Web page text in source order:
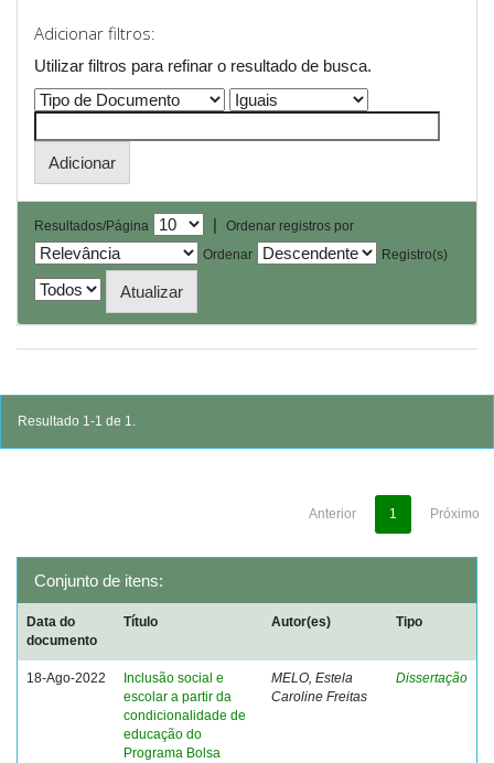
Adicionar filtros:
Utilizar filtros para refinar o resultado de busca.
Resultados/Página |
Ordenar registros por
Ordenar
Registro(s)
Resultado 1-1 de 1.
Anterior 1 Próximo
Conjunto de itens:
Data do
documento
Título Autor(es) Tipo
18-Ago-2022
Inclusão social e
escolar a partir da
condicionalidade de
educação do
Programa Bolsa
MELO, Estela
Caroline Freitas
Dissertação